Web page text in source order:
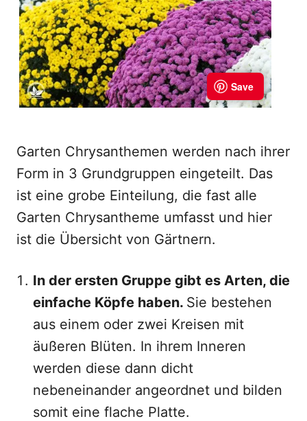
Garten Chrysanthemen werden nach ihrer
Form in 3 Grundgruppen eingeteilt. Das
ist eine grobe Einteilung, die fast alle
Garten Chrysantheme umfasst und hier
ist die Übersicht von Gärtnern.
In der ersten Gruppe gibt es Arten, die
einfache Köpfe haben. Sie bestehen
aus einem oder zwei Kreisen mit
äußeren Blüten. In ihrem Inneren
werden diese dann dicht
nebeneinander angeordnet und bilden
somit eine flache Platte.